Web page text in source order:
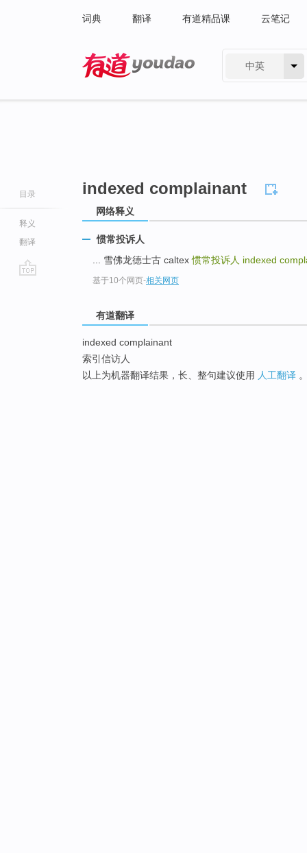
词典 翻译 有道精品课 云笔记
中英
目录
释义
翻译
indexed complainant
网络释义
惯常投诉人
... 雪佛龙德士古 caltex惯常投诉人 indexed
基于10个网页-相关网页
有道翻译
indexed complainant
索引信访人
以上为机器翻译结果，长、整句建议使用 人工翻译